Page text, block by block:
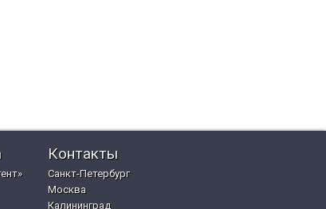
Контакты
Санкт-Петербург
Москва
Калининград